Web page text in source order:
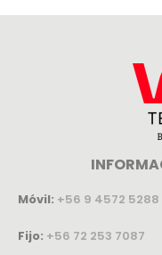
Móvil: +56 9 4572 5288
Fijo: +56 72 253 7087